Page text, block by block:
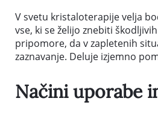
V svetu kristaloterapije velja
vse, ki se želijo znebiti
pripomore, da v zapletenih
zaznavanje. Deluje izjemno
Načini uporabe